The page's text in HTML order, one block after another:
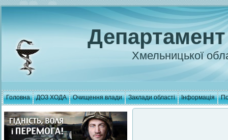
Хмельницької
Головна ДОЗ ХОДА Очищення влади Заклади області Інформація